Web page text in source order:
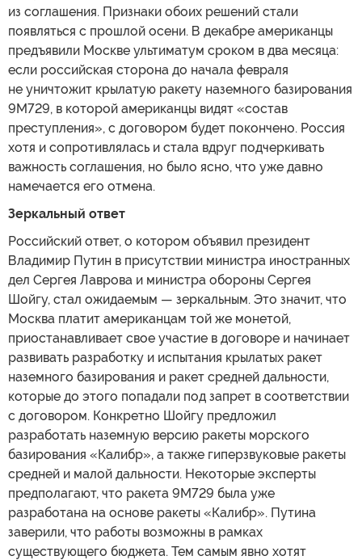
из соглашения. Признаки обоих решений стали
появляться с прошлой осени. В декабре американцы
предъявили Москве ультиматум сроком в два месяца:
если российская сторона до начала февраля
не уничтожит крылатую ракету наземного базирования
9М729, в которой американцы видят «состав
преступления», с договором будет покончено. Россия
хотя и сопротивлялась и стала вдруг подчеркивать
важность соглашения, но было ясно, что уже давно
намечается его отмена.
Зеркальный ответ
Российский ответ, о котором объявил президент
Владимир Путин в присутствии министра иностранных
дел Сергея Лаврова и министра обороны Сергея
Шойгу, стал ожидаемым — зеркальным. Это значит, что
Москва платит американцам той же монетой,
приостанавливает свое участие в договоре и начинает
развивать разработку и испытания крылатых ракет
наземного базирования и ракет средней дальности,
которые до этого попадали под запрет в соответствии
с договором. Конкретно Шойгу предложил
разработать наземную версию ракеты морского
базирования «Калибр», а также гиперзвуковые ракеты
средней и малой дальности. Некоторые эксперты
предполагают, что ракета 9М729 была уже
разработана на основе ракеты «Калибр». Путина
заверили, что работы возможны в рамках
существующего бюджета. Тем самым явно хотят